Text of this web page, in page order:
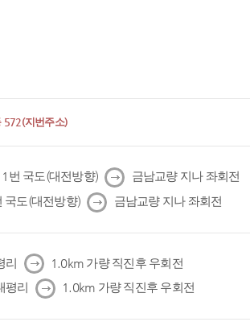
572(지번주소)
1번 국도(대전방향) 다
음
금남교량 지나 좌회전
국도(대전방향) 다
음
금남교량 지나 좌회전
리 다
음
1.0km 가량 직진후 우회전
평리 다
음
1.0km 가량 직진후 우회전